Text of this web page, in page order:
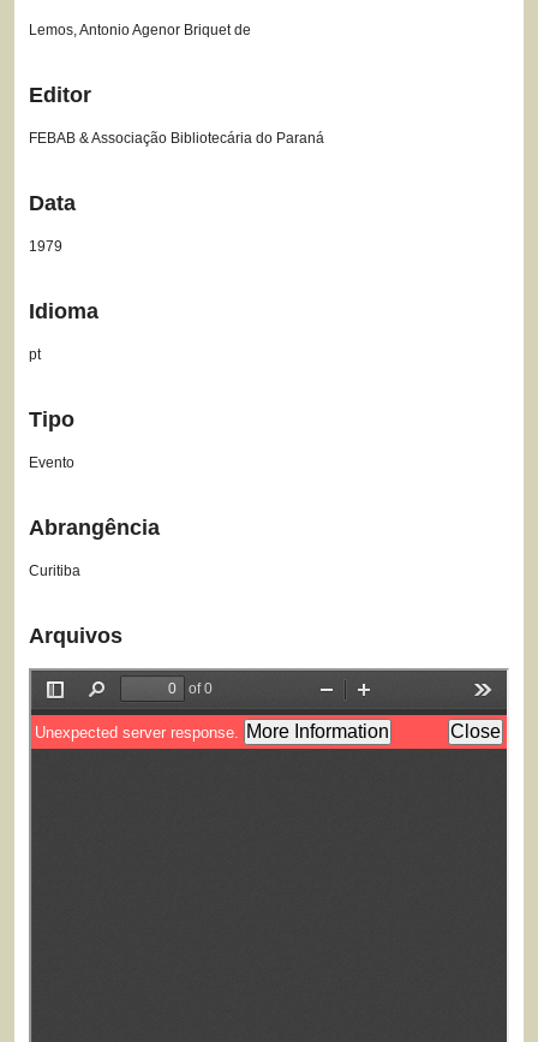
Lemos, Antonio Agenor Briquet de
Editor
FEBAB & Associação Bibliotecária do Paraná
Data
1979
Idioma
pt
Tipo
Evento
Abrangência
Curitiba
Arquivos